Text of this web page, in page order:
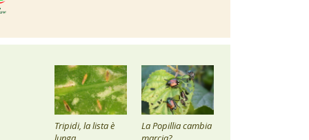
Tripidi, la lista è
La Popillia cambia